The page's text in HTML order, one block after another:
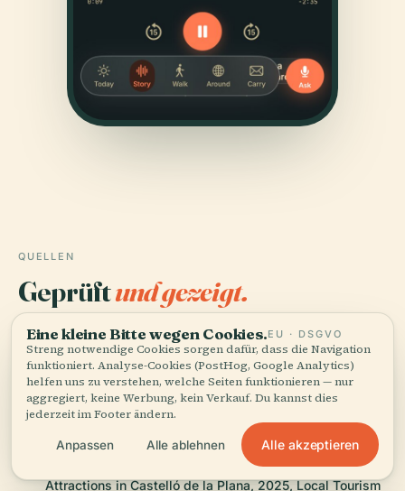
QUELLEN
Geprüftund gezeigt.
Recherchiert und verfasst vom Audiala-Redaktionsteam
aus historischen Aufzeichnungen, architektonischen
Archiven und lokalem Wissen.
Zuletzt überprüft: April 2026
Nou Estadi Castalia: Visiting Hours, Tickets, History &
Attractions in Castelló de la Plana, 2025, Local Tourism
Eine kleine Bitte wegen Cookies.EU · DSGVO
Streng notwendige Cookies sorgen dafür, dass die Navigation
funktioniert. Analyse-Cookies (PostHog, Google Analytics)
helfen uns zu verstehen, welche Seiten funktionieren — nur
aggregiert, keine Werbung, kein Verkauf. Du kannst dies
jederzeit im Footer ändern.
Anpassen Alle ablehnen Alle akzeptieren